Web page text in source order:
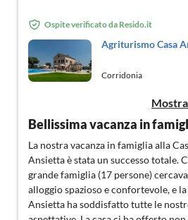
Ospite verificato da Resido.it
Agriturismo Casa
Corridonia
La nostra vacanza in famiglia alla
Ansietta è stata un successo totale.
grande famiglia (17 persone)
alloggio spazioso e confortevole, e la
Ansietta ha soddisfatto tutte le